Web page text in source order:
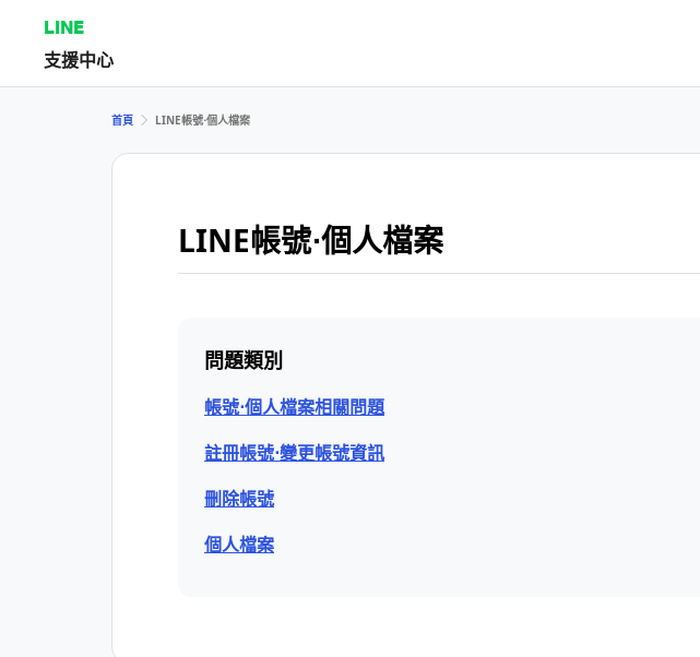
LINE
支援中心
首頁 LINE帳號⋅個人檔案
LINE帳號⋅個人檔案
問題類別
帳號⋅個人檔案相關問題
註冊帳號⋅變更帳號資訊
刪除帳號
個人檔案